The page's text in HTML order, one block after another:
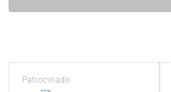
Patrocinado